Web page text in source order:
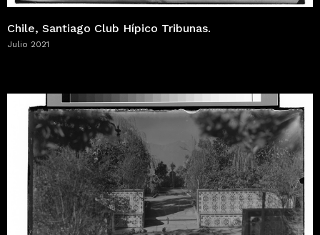
Chile, Santiago Club Hípico Tribunas.
Julio 2021